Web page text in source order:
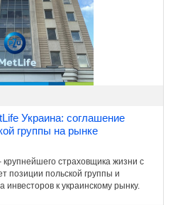
Украина: соглашение
группы на рынке
крупнейшего страховщика жизни с
позиции польской группы и
инвесторов к украинскому рынку.